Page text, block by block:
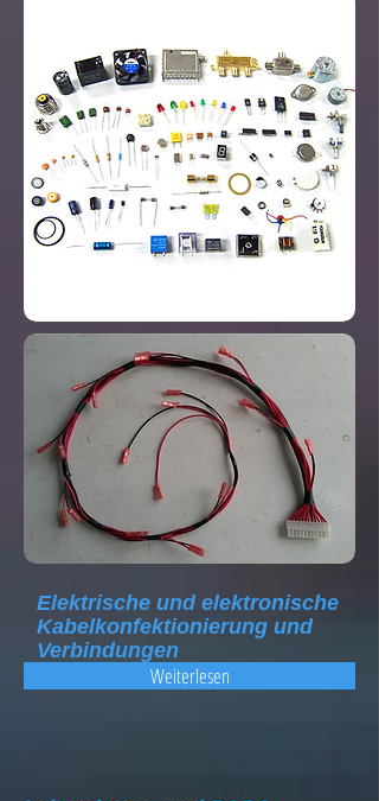
Elektrische und elektronische
Kabelkonfektionierung und
Verbindungen
Weiterlesen